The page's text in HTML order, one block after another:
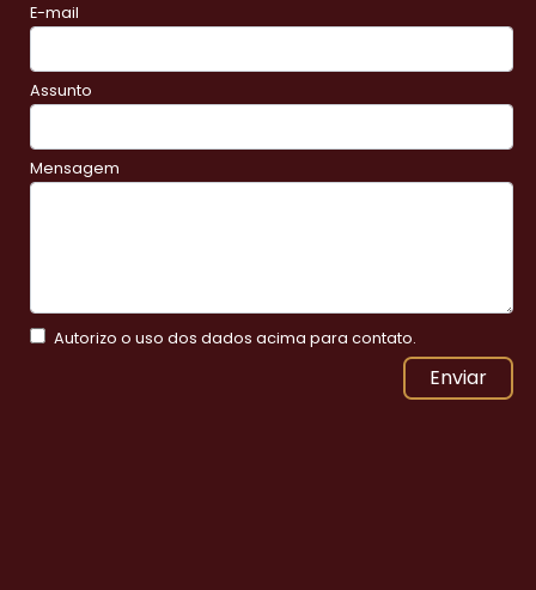
E-mail
Assunto
Mensagem
Autorizo o uso dos dados acima para contato.
Enviar